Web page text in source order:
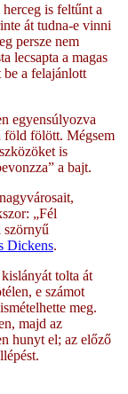
is feltűnt a
át tudna-e vinni
persze nem
lecsapta a magas
a felajánlott
egyensúlyozva
föld fölött. Mégsem
is
a bajt.
„Fél
szörnyű
Dickens.
tolta át
e számot
meg.
majd az
hunyt el; az előző